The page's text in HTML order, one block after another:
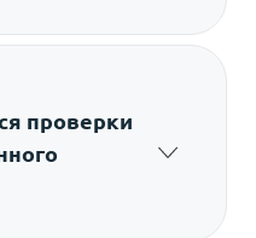
таможни
проверки